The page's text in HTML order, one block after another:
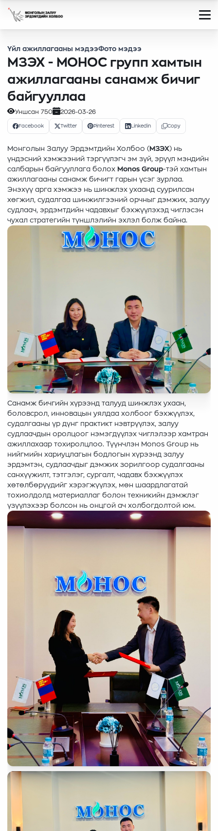
Үйл ажиллагааны мэдээФото мэдээ
МЗЭХ - МОНОС групп хамтын
ажиллагааны санамж бичиг
байгууллаа
Уншсан 750 2026-03-26
Facebook Twitter Pinterest Linkedin Copy
Монголын Залуу Эрдэмтдийн Холбоо (МЗЭХ) нь
үндэсний хэмжээний тэргүүлэгч эм зүй, эрүүл мэндийн
салбарын байгууллага болох Monos Group-тэй хамтын
ажиллагааны санамж бичигт гарын үсэг зурлаа.
Энэхүү арга хэмжээ нь шинжлэх ухаанд суурилсан
хөгжил, судалгаа шинжилгээний орчныг дэмжих, залуу
судлаач, эрдэмтдийн чадавхыг бэхжүүлэхэд чиглэсэн
чухал стратегийн түншлэлийн эхлэл болж байна.
Санамж бичгийн хүрээнд талууд шинжлэх ухаан,
боловсрол, инновацын уялдаа холбоог бэхжүүлэх,
судалгааны үр дүнг практикт нэвтрүүлэх, залуу
судлаачдын оролцоог нэмэгдүүлэх чиглэлээр хамтран
ажиллахаар тохиролцлоо. Түүнчлэн Monos Group нь
нийгмийн хариуцлагын бодлогын хүрээнд залуу
эрдэмтэн, судлаачдыг дэмжих зорилгоор судалгааны
санхүүжилт, тэтгэлэг, сургалт, чадавх бэхжүүлэх
хөтөлбөрүүдийг хэрэгжүүлэх, мөн шаардлагатай
тохиолдолд материаллаг болон техникийн дэмжлэг
үзүүлэхээр болсон нь онцгой ач холбогдолтой юм.